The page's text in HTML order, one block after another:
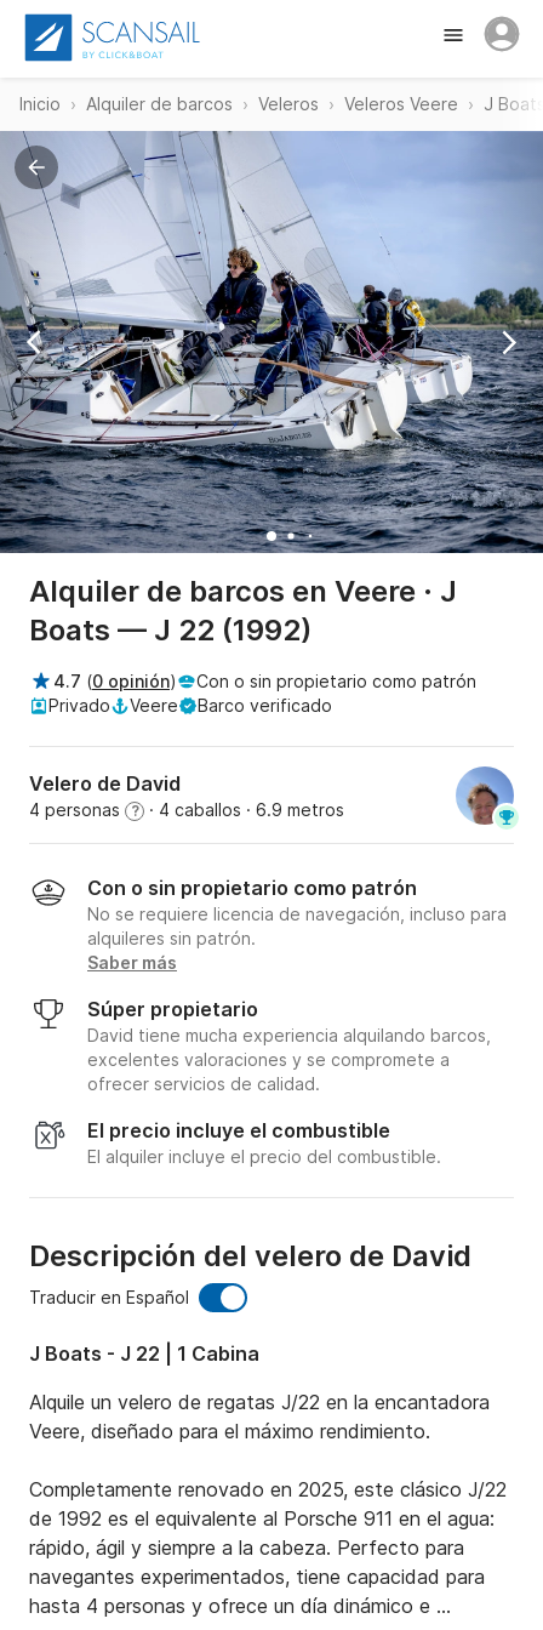
Inicio Alquiler de barcos Veleros Veleros Veere J
Alquiler de barcos en Veere · J
Boats — J 22 (1992)
4.7 (0 opinión)
Con o sin propietario como patrón
Privado
Veere Barco verificado
Velero de David
4 personas ? · 4 caballos · 6.9 metros
Con o sin propietario como patrón
No se requiere licencia de navegación, incluso para
alquileres sin patrón.
Saber más
Súper propietario
David tiene mucha experiencia alquilando barcos,
excelentes valoraciones y se compromete a
ofrecer servicios de calidad.
El precio incluye el combustible
El alquiler incluye el precio del combustible.
Descripción del velero de David
Traducir en Español
J Boats - J 22 | 1 Cabina
Alquile un velero de regatas J/22 en la encantadora
Veere, diseñado para el máximo rendimiento.
Completamente renovado en 2025, este clásico J/22
de 1992 es el equivalente al Porsche 911 en el agua:
rápido, ágil y siempre a la cabeza. Perfecto para
navegantes experimentados, tiene capacidad para
hasta 4 personas y ofrece un día dinámico e